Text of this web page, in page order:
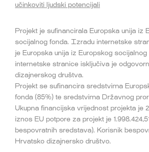
učinkoviti ljudski potencijali
Projekt je sufinancirala Europska unija iz
socijalnog fonda. Izradu internetske
je Europska unija iz Europskog
internetske stranice isključiva je
dizajnerskog društva.
Projekt se sufinancira sredstvima
fonda (85%) te sredstvima Državnog
Ukupna financijska vrijednost projekta je
iznos EU potpore za projekt je
bespovratnih sredstava). Korisnik
Hrvatsko dizajnersko društvo.